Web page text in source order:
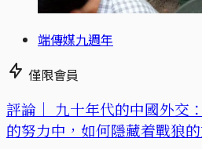
端傳媒九週年
僅限會員
評論｜ 九十年代的中國外交
的努力中，如何隱藏着戰狼